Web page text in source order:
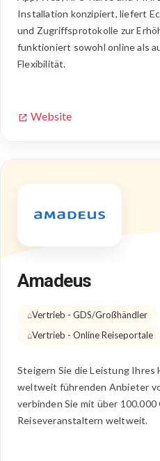
Installation konzipiert, liefert
und Zugriffsprotokolle zur
funktioniert sowohl online als
Flexibilität.
Website
Amadeus
Vertrieb - GDS/Großhändler
Vertrieb - Online Reiseportale
Steigern Sie die Leistung Ihres
weltweit führenden Anbieter
verbinden Sie mit über
Reiseveranstaltern weltweit.